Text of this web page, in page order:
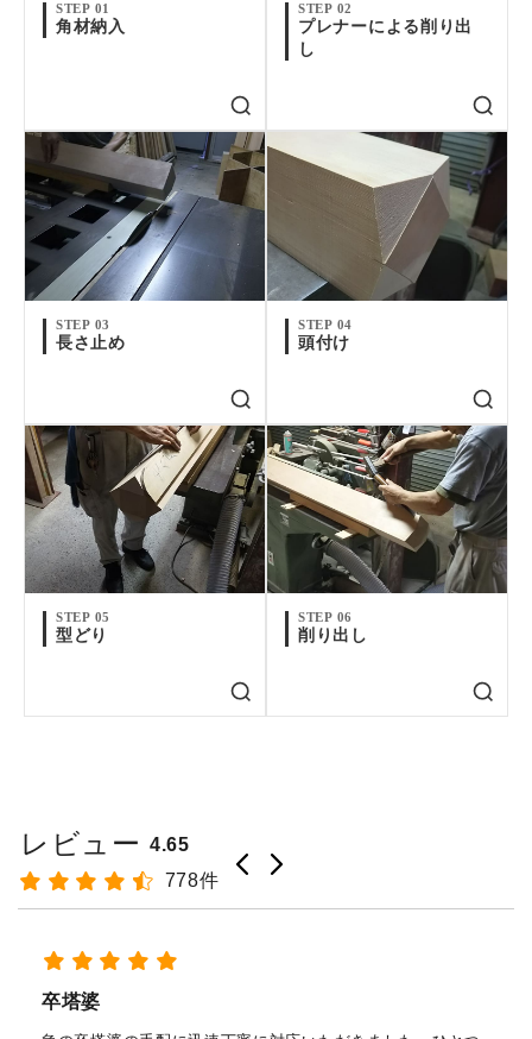
STEP 01
角材納入
STEP 02
プレナーによる削り出
し
STEP 03
長さ止め
STEP 04
頭付け
STEP 05
型どり
STEP 06
削り出し
レビュー 4.65
778件
経木塔婆・水塔婆五輪型１尺
(303mm)×62mm×0.4mm(200...
もっと見る